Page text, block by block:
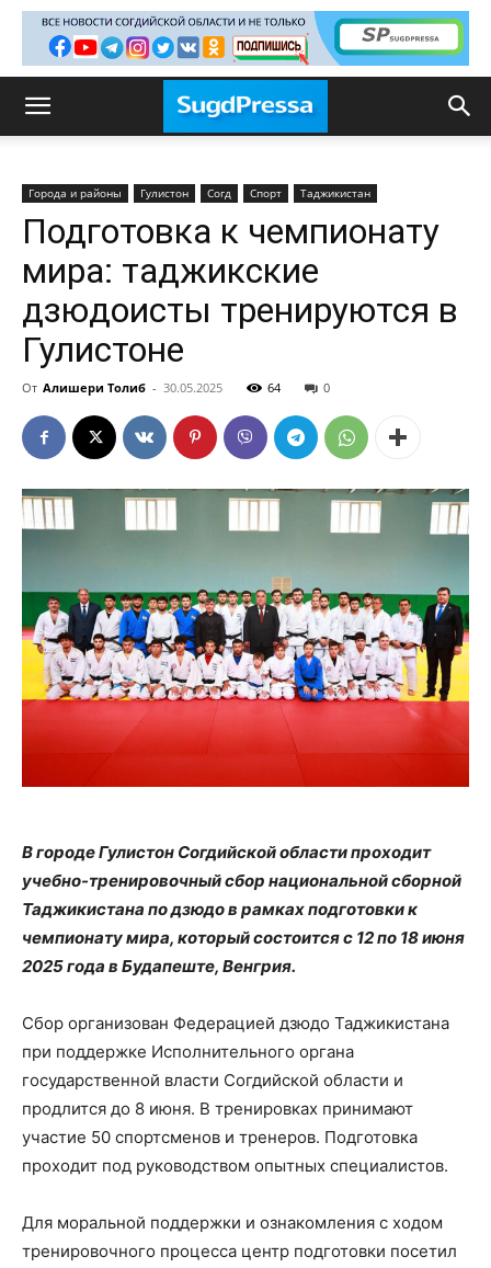
Города и районы Гулистон Согд Спорт Таджикистан
Подготовка к чемпионату
мира: таджикские
дзюдоисты тренируются в
Гулистоне
От Алишери Толиб - 30.05.2025 64 0
В городе Гулистон Согдийской области проходит
учебно-тренировочный сбор национальной сборной
Таджикистана по дзюдо в рамках подготовки к
чемпионату мира, который состоится с 12 по 18 июня
2025 года в Будапеште, Венгрия.
Сбор организован Федерацией дзюдо Таджикистана
при поддержке Исполнительного органа
государственной власти Согдийской области и
продлится до 8 июня. В тренировках принимают
участие 50 спортсменов и тренеров. Подготовка
проходит под руководством опытных специалистов.
Для моральной поддержки и ознакомления с ходом
тренировочного процесса центр подготовки посетил